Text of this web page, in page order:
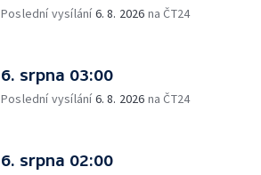
Poslední vysílání6. 8. 2026 na ČT24
6. srpna 03:00
Poslední vysílání6. 8. 2026 na ČT24
6. srpna 02:00